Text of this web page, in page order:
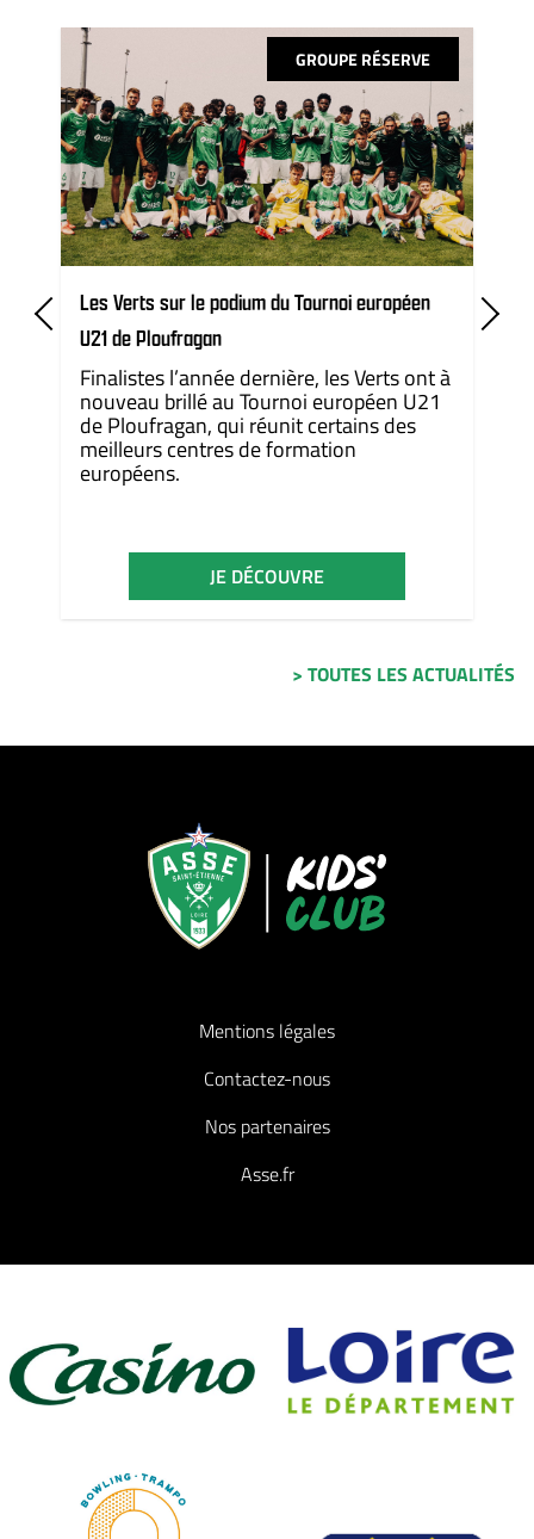
GROUPE RÉSERVE
Les Verts sur le podium du Tournoi européen
U21 de Ploufragan
Finalistes l’année dernière, les Verts ont à
nouveau brillé au Tournoi européen U21
de Ploufragan, qui réunit certains des
meilleurs centres de formation
européens.
JE DÉCOUVRE
> TOUTES LES ACTUALITÉS
Mentions légales
Contactez-nous
Nos partenaires
Asse.fr